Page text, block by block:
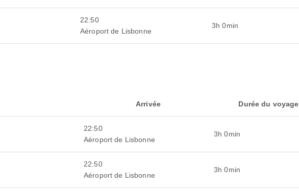
22:50
Aéroport de Lisbonne
3h 0min
Arrivée Durée du voyage
22:50
Aéroport de Lisbonne
3h 0min
22:50
Aéroport de Lisbonne
3h 0min